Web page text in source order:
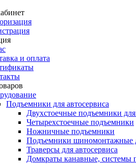
и оплата
Подъемники для автосервиса
Двухстоечные подъемники для
Четырехстоечные подъемники
Ножничные подъемники
Подъемники шиномонтажные
Траверсы для автосервиса
Домкраты канавные, системы